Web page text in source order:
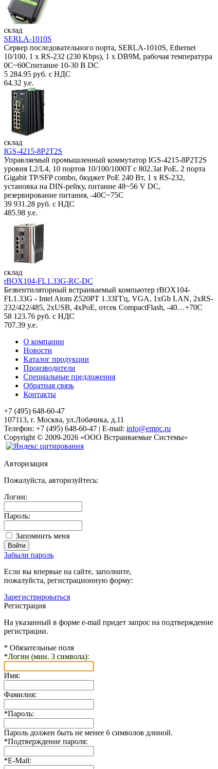
склад
SERLA-1010S
Сервер последовательного порта, SERLA-1010S, Ethernet
10/100, 1 x RS-232 (230 Kbps), 1 x DB9M, рабочая температура
0C~60Спитание 10-30 В DC
5 284.95 руб. с НДС
64.32 у.е.
склад
IGS-4215-8P2T2S
Управляемый промышленный коммутатор IGS-4215-8P2T2S
уровня L2/L4, 10 портов 10/100/1000T с 802.3at PoE, 2 порта
Gigabit TP/SFP combo, бюджет PoE 240 Вт, 1 x RS-232,
установка на DIN-рейку, питание 48~56 V DC,
резервирование питания, -40С~75C
39 931.28 руб. с НДС
485.98 у.е.
склад
rBOX104-FL1.33G-RC-DC
Безвентиляторный встраиваемый компьютер rBOX104-
FL1.33G - Intel Atom Z520PT 1.33ГГц, VGA, 1xGb LAN, 2xRS-
232/422/485, 2xUSB, 4xPoE, отсек CompactFlash, -40…+70C
58 123.76 руб. с НДС
707.39 у.е.
О компании
Новости
Каталог продукции
Производители
Специальные предложения
Обратная связь
Контакты
+7 (495) 648-60-47
107113, г. Москва, ул.Лобачика, д.11
Телефон: +7 (495) 648-60-47 | E-mail: info@empc.ru
Copyright © 2009-2026 «ООО Встраиваемые Системы»
Авторизация
Пожалуйста, авторизуйтесь:
Логин:
Пароль:
Запомнить меня
Забыли пароль
Если вы впервые на сайте, заполните,
пожалуйста, регистрационную форму:
Зарегистрироваться
Регистрация
На указанный в форме e-mail придет запрос на подтверждение
регистрации.
* Обязательные поля
*Логин (мин. 3 символа):
Имя:
Фамилия:
*Пароль:
Пароль должен быть не менее 6 символов длиной.
*Подтверждение пароля:
*E-Mail: